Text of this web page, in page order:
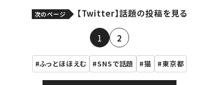
次のページ 【Twitter】話題の投稿を見る
1 2
ふっとほほえむ SNSで話題 猫 東京都